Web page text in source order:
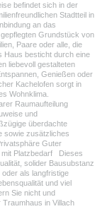
befindet sich in der
Stadtteil in
an das
Grundstück von
Paare oder alle, die
Haus besticht durch eine
liebevoll gestalteten
Genießen oder
Kachelofen sorgt in
Wohnklima.
Raumaufteilung
und
überdachte
sowie zusätzliches
Guter
mit Platzbedarf Dieses
solider Bausubstanz
als langfristige
und viel
Sie nicht und
in Villach